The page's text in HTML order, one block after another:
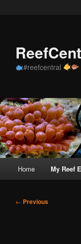
#reefcentral
Home My Reef
Post
← Previous